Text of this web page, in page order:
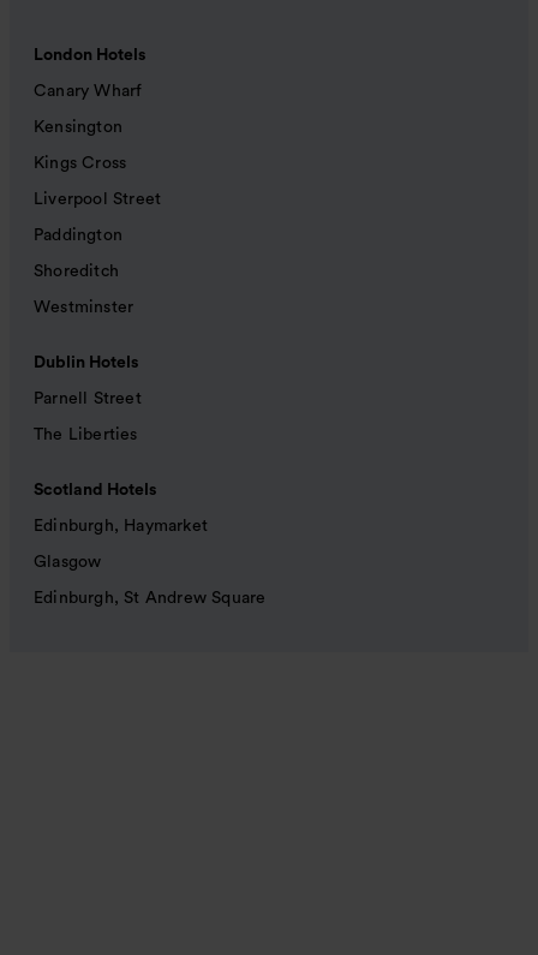
London Hotels
Canary Wharf
Kensington
Kings Cross
Liverpool Street
Paddington
Shoreditch
Westminster
Dublin Hotels
Parnell Street
The Liberties
Scotland Hotels
Edinburgh, Haymarket
Glasgow
Edinburgh, St Andrew Square